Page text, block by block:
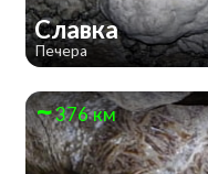
Славка
Печера
376 км